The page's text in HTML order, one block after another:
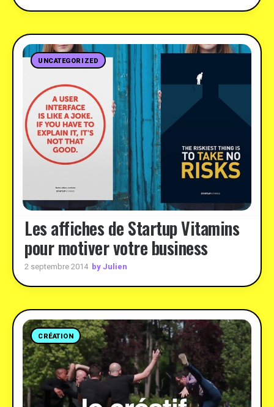
UNCATEGORIZED
Les affiches de Startup Vitamins
pour motiver votre business
2 septembre 2014 by Julien
CRÉATION